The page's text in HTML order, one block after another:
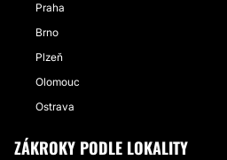
Praha
Brno
Plzeň
Olomouc
Ostrava
ZÁKROKY PODLE LOKALITY